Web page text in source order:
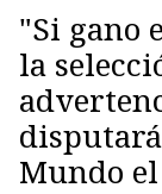
"Si gano
la
Mundo